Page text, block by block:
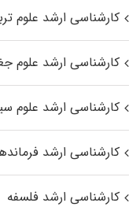
کارشناسی ارشد علوم
کارشناسی ارشد علوم
کارشناسی ارشد علوم
کارشناسی ارشد
کارشناسی ارشد فلسفه